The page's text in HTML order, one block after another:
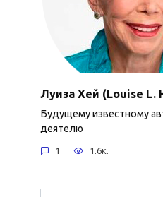
Луиза Хей (Louise L.
Будущему известному
деятелю
1 1.6к.